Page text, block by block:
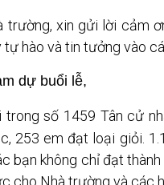
trường, xin gửi lời cảm
tự hào và tin tưởng vào
dự buổi lễ,
số 1459 Tân cử
253 em đạt loại giỏi.
bạn không chỉ đạt
cho Nhà trường và các